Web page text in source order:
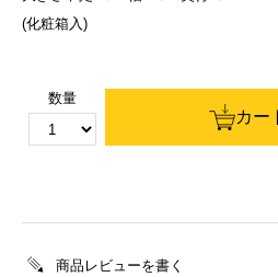
(化粧箱入)
数量
カー
商品レビューを書く